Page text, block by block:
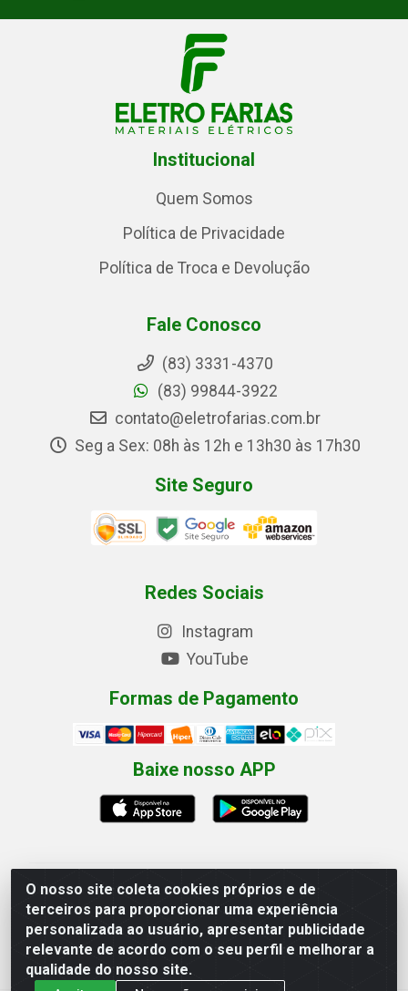
O nosso site coleta cookies próprios e de
terceiros para proporcionar uma experiência
personalizada ao usuário, apresentar publicidade
relevante de acordo com o seu perfil e melhorar a
qualidade do nosso site.
Institucional
Quem Somos
Política de Privacidade
Política de Troca e Devolução
Fale Conosco
(83) 3331-4370
(83) 99844-3922
contato@eletrofarias.com.br
Seg a Sex: 08h às 12h e 13h30 às 17h30
Site Seguro
Redes Sociais
Instagram
YouTube
Formas de Pagamento
Baixe nosso APP
Eletrofarias Materiais Eletricos - Av. Jorn. Assis
Chateaubriand, 2500 - Distrito Industrial, Campina
Grande/PB - CEP 58.410-062 - CNPJ 12.110.462/0001-
40